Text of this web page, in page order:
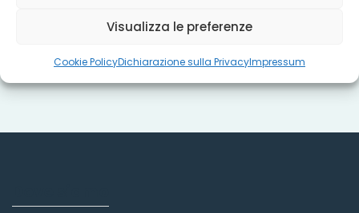
Visualizza le preferenze
Cookie PolicyDichiarazione sulla PrivacyImpressum